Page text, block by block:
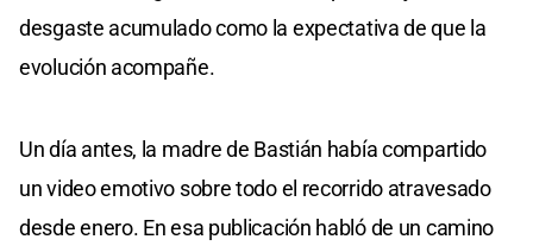
desgaste acumulado como la expectativa de que la
evolución acompañe.
Un día antes, la madre de Bastián había compartido
un video emotivo sobre todo el recorrido atravesado
desde enero. En esa publicación habló de un camino